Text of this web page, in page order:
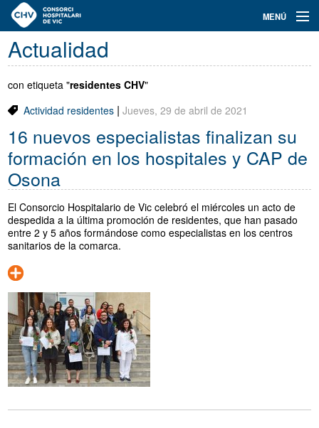
Navegación
principal
MENÚ
Actualidad
Conoce el Consorci
Especialidades
Oferta de plazas
Ser residente
Contacto
Buscador
Català
Traductor
Segueix-nos:
Actualidad
con etiqueta "residentes CHV"
Actividad residentes| Jueves, 29 de abril de 2021
16 nuevos especialistas finalizan su
formación en los hospitales y CAP de
Osona
El Consorcio Hospitalario de Vic celebró el miércoles un acto de
despedida a la última promoción de residentes, que han pasado
entre 2 y 5 años formándose como especialistas en los centros
sanitarios de la comarca.